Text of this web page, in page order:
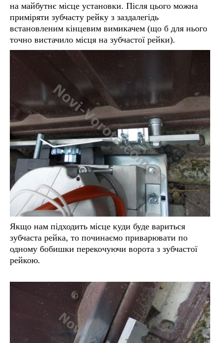
на майбутнє місце установки. Після цього можна
приміряти зубчасту рейку з заздалегідь
встановленим кінцевим вимикачем (що б для нього
точно вистачило місця на зубчастої рейки).
Якщо нам підходить місце куди буде вариться
зубчаста рейка, то починаємо приварювати по
одному бобишки перекочуючи ворота з зубчастої
рейкою.